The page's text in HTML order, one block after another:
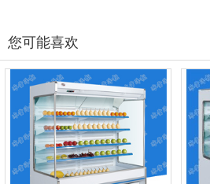
您可能喜欢